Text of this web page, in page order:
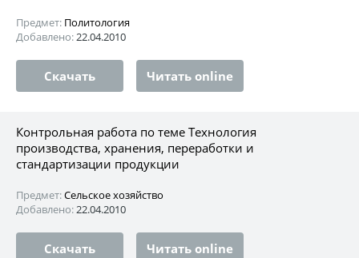
Предмет: Политология
Добавлено:22.04.2010
Скачать Читать online
Контрольная работа по теме Технология
производства, хранения, переработки и
стандартизации продукции
Предмет:Сельское хозяйство
Добавлено:22.04.2010
Скачать Читать online